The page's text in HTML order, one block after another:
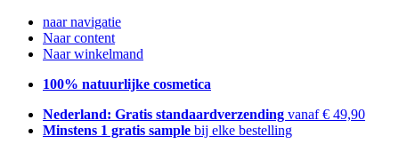
naar navigatie
Naar content
Naar winkelmand
100% natuurlijke cosmetica
Nederland: Gratis standaardverzending vanaf € 49,90
Minstens 1 gratis sample bij elke bestelling